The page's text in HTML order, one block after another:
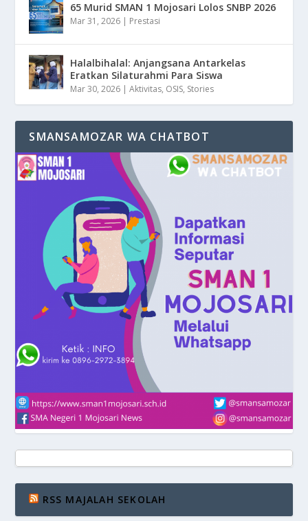
65 Murid SMAN 1 Mojosari Lolos SNBP 2026
Mar 31, 2026 | Prestasi
Halalbihalal: Anjangsana Antarkelas
Eratkan Silaturahmi Para Siswa
Mar 30, 2026 |Aktivitas, OSIS, Stories
SMANSAMOZAR WA CHATBOT
RSS MAJALAH SEKOLAH